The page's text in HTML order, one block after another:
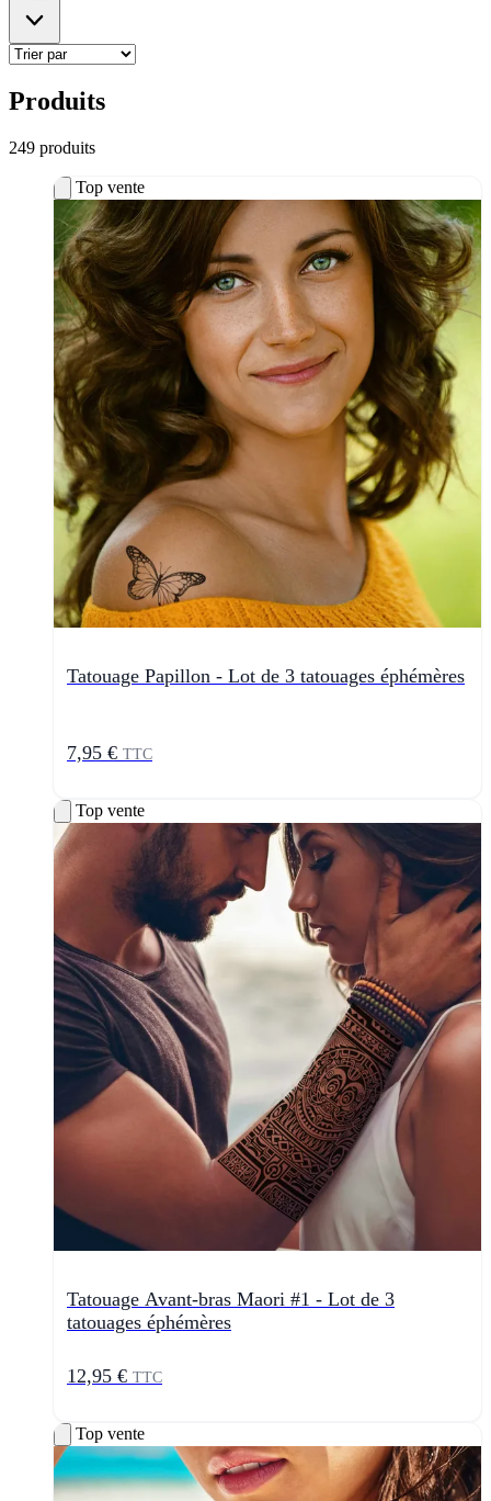
Produits
249 produits
Top vente
Tatouage Papillon - Lot de 3 tatouages éphémères
7,95 € TTC
Top vente
Tatouage Avant-bras Maori #1 - Lot de 3
tatouages éphémères
12,95 € TTC
Top vente